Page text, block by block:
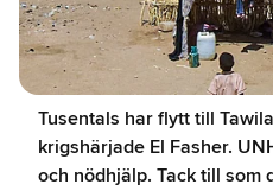
Tusentals har flytt till
krigshärjade El Fasher.
och nödhjälp. Tack till som